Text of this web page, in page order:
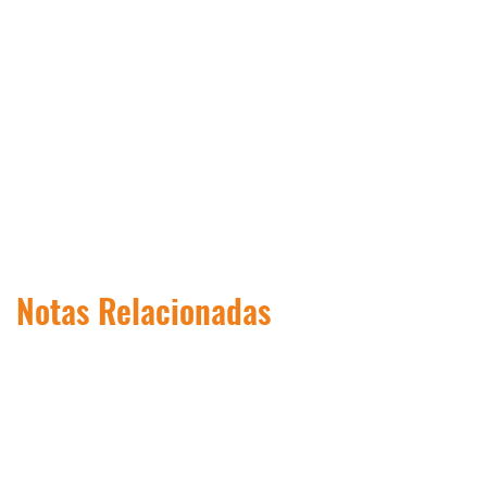
Notas Relacionadas